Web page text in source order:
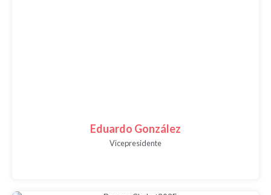
Eduardo González
Vicepresidente